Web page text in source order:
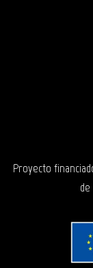
Proyecto